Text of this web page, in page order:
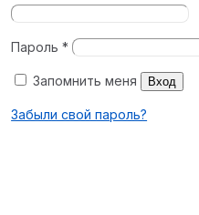
Пароль*
Запомнить меня Вход
Забыли свой пароль?